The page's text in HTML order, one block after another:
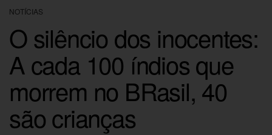
NOTÍCIAS
O silêncio dos inocentes:
A cada 100 índios que
morrem no BRasil, 40
são crianças